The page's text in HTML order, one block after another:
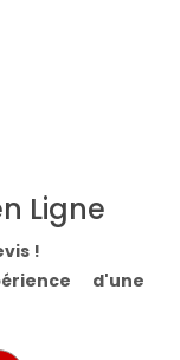
Ligne
!
d'une